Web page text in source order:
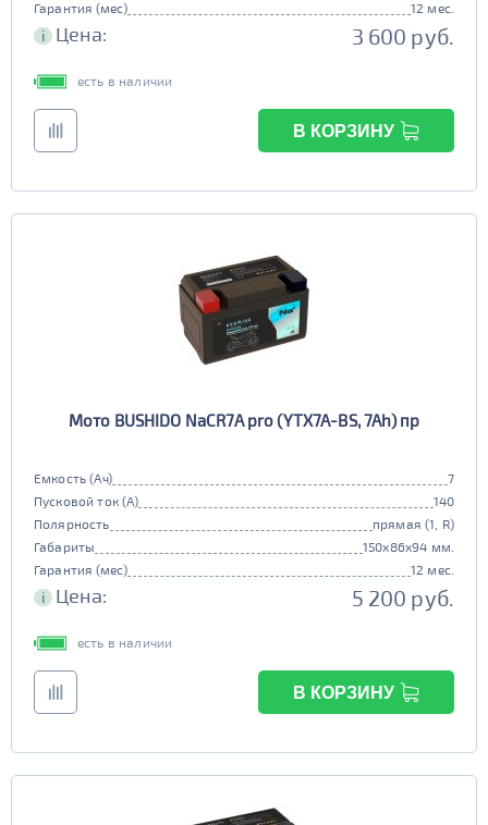
Гарантия (мес)
12 мес.
i Цена: 3 600 руб.
есть в наличии
В КОРЗИНУ
Мото BUSHIDO NaCR7A pro (YTX7A-BS, 7Ah) пр
Емкость (Ач)
7
Пусковой ток (А)
140
Полярность
прямая (1, R)
Габариты
150x86x94 мм.
Гарантия (мес)
12 мес.
i Цена: 5 200 руб.
есть в наличии
В КОРЗИНУ